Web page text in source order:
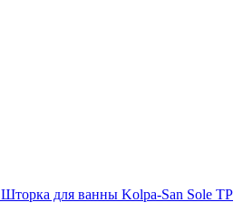
Шторка для ванны Kolpa-San Sole TP